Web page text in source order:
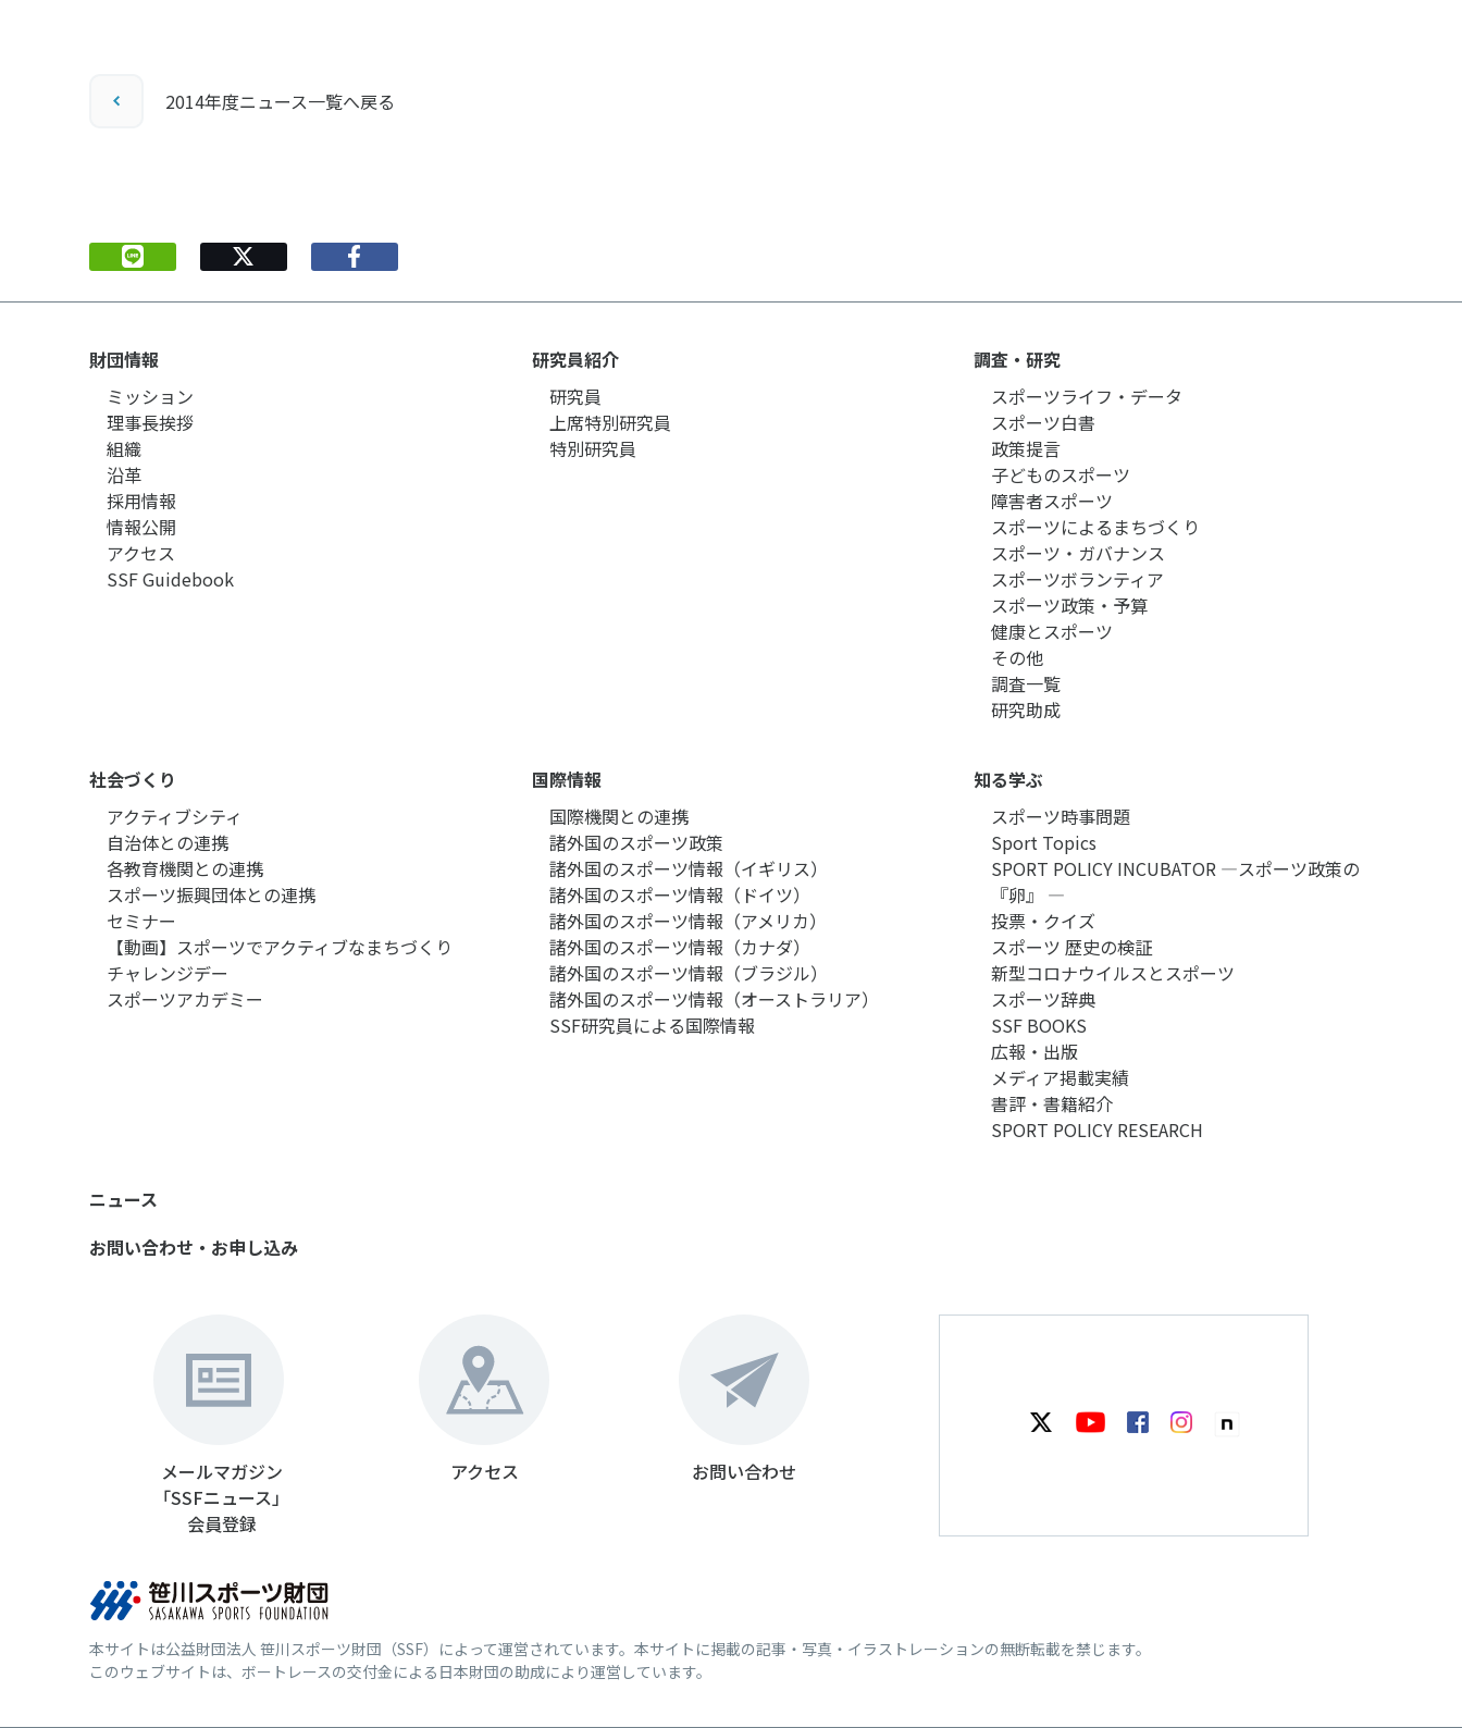
2014年度ニュース一覧へ戻る
財団情報
ミッション
理事長挨拶
組織
沿革
採用情報
情報公開
アクセス
SSF Guidebook
研究員紹介
研究員
上席特別研究員
特別研究員
調査・研究
スポーツライフ・データ
スポーツ白書
政策提言
子どものスポーツ
障害者スポーツ
スポーツによるまちづくり
スポーツ・ガバナンス
スポーツボランティア
スポーツ政策・予算
健康とスポーツ
その他
調査一覧
研究助成
社会づくり
アクティブシティ
自治体との連携
各教育機関との連携
スポーツ振興団体との連携
セミナー
【動画】スポーツでアクティブなまちづくり
チャレンジデー
スポーツアカデミー
国際情報
国際機関との連携
諸外国のスポーツ政策
諸外国のスポーツ情報（イギリス）
諸外国のスポーツ情報（ドイツ）
諸外国のスポーツ情報（アメリカ）
諸外国のスポーツ情報（カナダ）
諸外国のスポーツ情報（ブラジル）
諸外国のスポーツ情報（オーストラリア）
SSF研究員による国際情報
知る学ぶ
スポーツ時事問題
Sport Topics
SPORT POLICY INCUBATOR ―スポーツ政策の
『卵』 ―
投票・クイズ
スポーツ 歴史の検証
新型コロナウイルスとスポーツ
スポーツ辞典
SSF BOOKS
広報・出版
メディア掲載実績
書評・書籍紹介
SPORT POLICY RESEARCH
ニュース
お問い合わせ・お申し込み
メールマガジン
「SSFニュース」
会員登録
アクセス お問い合わせ
本サイトは公益財団法人 笹川スポーツ財団（SSF）によって運営されています。本サイトに掲載の記事・写真・イラストレーションの無断転載を禁じます。
このウェブサイトは、ボートレースの交付金による日本財団の助成により運営しています。